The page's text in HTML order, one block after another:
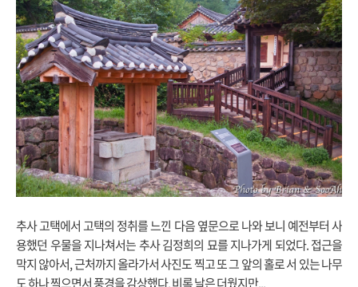
추사 고택에서 고택의 정취를 느낀 다음 옆문으로 나와 보니 예전부터 사
용했던 우물을 지나쳐서는 추사 김정희의 묘를 지나가게 되었다. 접근을
막지 않아서, 근처까지 올라가서 사진도 찍고 또 그 앞의 홀로 서 있는 나무
도 하나 찍으면서 풍경을 감상했다. 비록 날은 더웠지만...